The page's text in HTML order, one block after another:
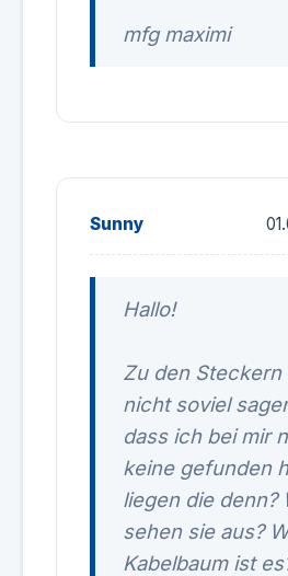
mfg maximi
Sunny
Hallo!
Zu den Steckern
nicht soviel
dass ich bei mir
keine gefunden
liegen die denn?
sehen sie aus?
Kabelbaum ist